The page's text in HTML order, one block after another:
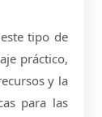
tipo de
práctico,
y la
para las